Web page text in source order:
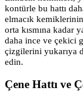
kontürle bu hattı
elmacık
orta kısmına kadar
daha ince ve çekici
çizgilerini yukarıya
edin.
Çene Hattı ve